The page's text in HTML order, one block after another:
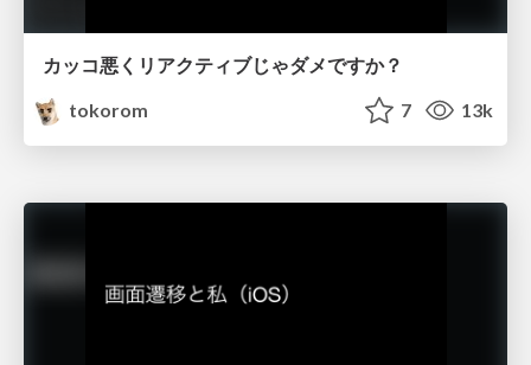
カッコ悪くリアクティブじゃダメですか？
tokorom
7 13k